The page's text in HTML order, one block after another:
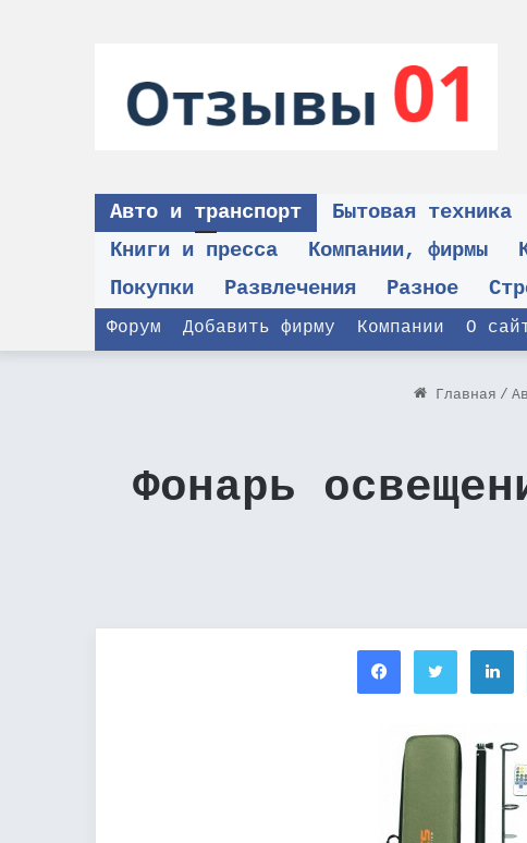
Авто и транспорт Бытовая техника
Книги и пресса
Компании, фирмы
Покупки
Развлечения Разное
Форум Добавить фирму Компании О
Главная /
Фонарь
FacebookTwitter